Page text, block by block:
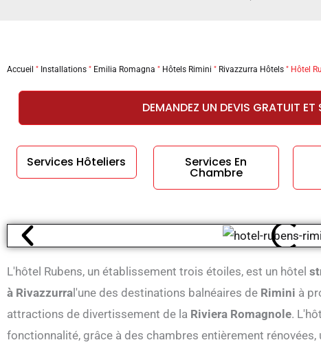
Accueil " Installations " Emilia Romagna " Hôtels Rimini " Rivazzurra Hôtels " Hôtel
DEMANDEZ UN DEVIS GRATUIT
Services Hôteliers Services En
Chambre
L'hôtel Rubens, un établissement trois étoiles, est un hôtel
à Rivazzurra l'une des destinations balnéaires de Rimini à
attractions de divertissement de la Riviera Romagnole.
fonctionnalité, grâce à des chambres entièrement